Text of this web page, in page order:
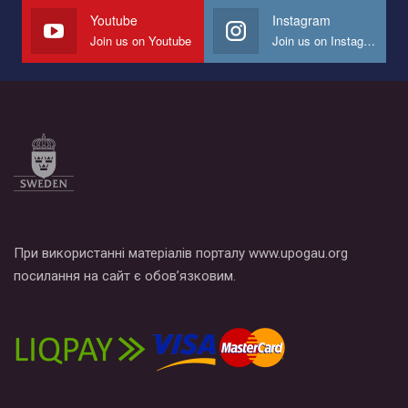
СОГИ в Украине.
Все, что вам нужно сделать - это зайти на наш канал YouTube
Youtube
Join us on Youtube
Instagram
Join us on Instagram
При використанні матеріалів порталу www.upogau.org
посилання на сайт є обов’язковим.